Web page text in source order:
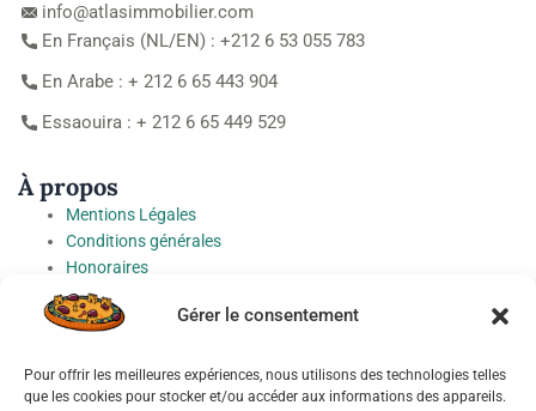
Gérer le consentement
Pour offrir les meilleures expériences, nous utilisons des technologies telles
que les cookies pour stocker et/ou accéder aux informations des appareils.
info@atlasimmobilier.com
En Français (NL/EN) : +212 6 53 055 783
En Arabe : + 212 6 65 443 904
Essaouira : + 212 6 65 449 529
À propos
Mentions Légales
Conditions générales
Honoraires
Charte de protection des Données à caractère personnel
Préférences cookies
Socials